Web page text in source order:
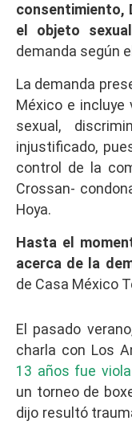
consentimiento,
el objeto
demanda según
La demanda
México e incluye
sexual,
injustificado,
control de la
Crossan-
Hoya.
Hasta el
acerca de la
de Casa México
El pasado
charla con Los
13 años fue
un torneo de
dijo resultó